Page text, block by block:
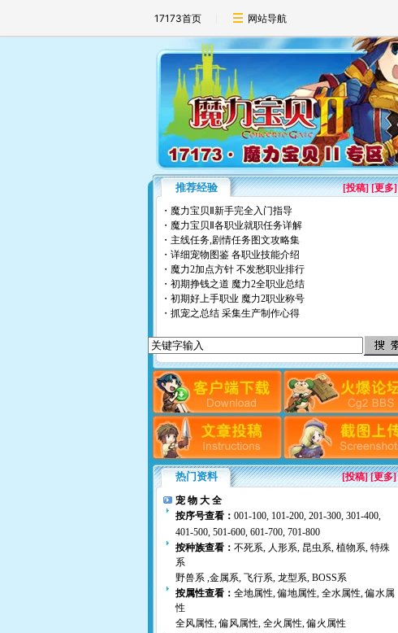
17173首页 网站导航
推荐经验 [投稿] [更多]
・ 魔力宝贝Ⅱ新手完全入门指导
・ 魔力宝贝Ⅱ各职业就职任务详解
・ 主线任务,剧情任务图文攻略集
・ 详细宠物图鉴 各职业技能介绍
・ 魔力2加点方针 不发愁职业排行
・ 初期挣钱之道 魔力2全职业总结
・ 初期好上手职业 魔力2职业称号
・ 抓宠之总结 采集生产制作心得
热门资料 [投稿] [更多]
宠 物 大 全
按序号查看： 001-100, 101-200, 201-300, 301-400,
401-500, 501-600, 601-700, 701-800
按种族查看： 不死系,人形系,昆虫系, 植物系, 特殊
系
野兽系,金属系,飞行系,龙型系, BOSS系
按属性查看： 全地属性,偏地属性,全水属性,偏水属
性
全风属性,偏风属性, 全火属性,偏火属性